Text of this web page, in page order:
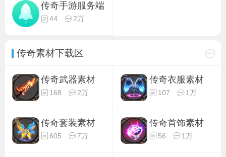
传奇手游服务端
44 2万
传奇素材下载区
传奇武器素材
168 2万
传奇衣服素材
107 1万
传奇套装素材
605 7万
传奇首饰素材
56 1万